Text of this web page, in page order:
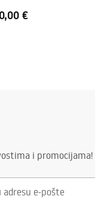
€
i promocijama!